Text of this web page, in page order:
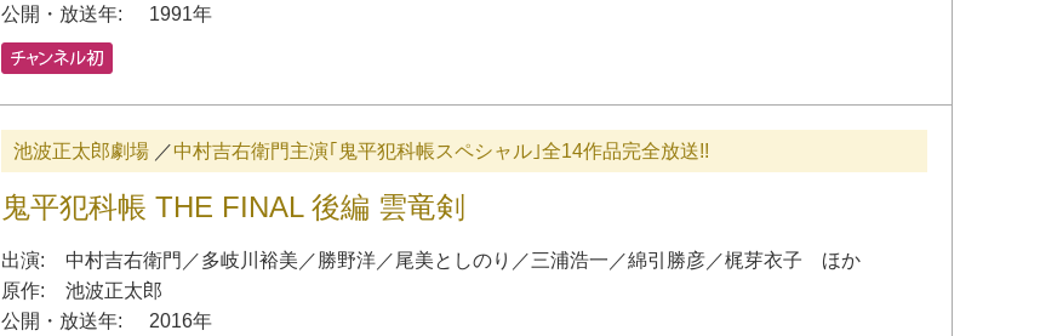
公開・放送年:
1991年
池波正太郎劇場／中村吉右衛門主演｢鬼平犯科帳スペシャル｣全14作品完全放送!!
鬼平犯科帳 THE FINAL 後編 雲竜剣
出演: 中村吉右衛門 ／多岐川裕美 ／勝野洋 ／ 尾美としのり ／三浦浩一 ／綿引勝彦 ／梶芽衣子 ほか
原作:
池波正太郎
公開・放送年:
2016年